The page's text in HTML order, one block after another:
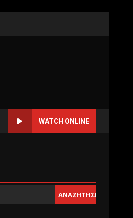
WATCH ONLINE
ΑΝΑΖΉΤΗΣΗ